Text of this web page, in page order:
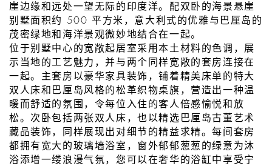
崖边缘和远处一望无际的印度洋。配双卧的海景悬崖
别墅面积约 500 平方米，意大利式的优雅与巴厘岛的
茂密绿地和海洋景观微妙地结合在一起。
位于别墅中心的宽敞起居室采用本土材料的色调，展
示当地的工艺魅力，并与两个同样宽敞的套房连接在
一起。主套房以豪华家具装饰，铺着精美床单的特大
双人床和巴厘岛风格的松革织物桌旗，营造出一种温
暖而舒适的氛围，令每位入住的客人倍感愉悦和放
松。次卧包括两张双人床，也以精选巴厘岛古董艺术
藏品装饰，同样展现出对细节的精益求精。每间套房
都拥有宽大的玻璃墙浴室，窗外郁郁葱葱的绿意为沐
浴添增一缕浪漫气氛，您可以在奢华的浴缸中享受宁